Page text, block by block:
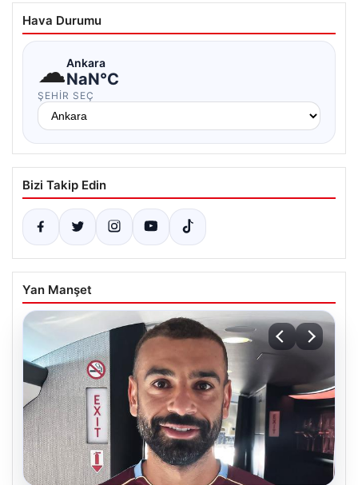
Hava Durumu
☁Ankara
NaN°C
ŞEHIR SEÇ
Bizi Takip Edin
Yan Manşet